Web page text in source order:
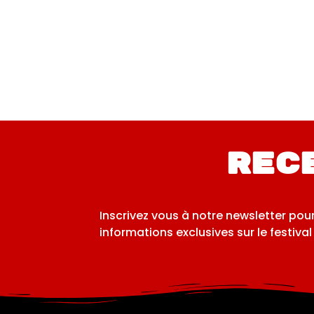
Inscrivez vous à notre newsletter
informations exclusives sur le